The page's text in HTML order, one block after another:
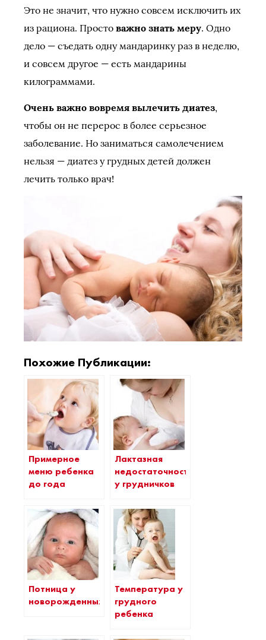
Это не значит, что нужно совсем исключить их
из рациона. Просто важно знать меру. Одно
дело — съедать одну мандаринку раз в неделю,
и совсем другое — есть мандарины
килограммами.
Очень важно вовремя вылечить диатез,
чтобы он не перерос в более серьезное
заболевание. Но заниматься самолечением
нельзя — диатез у грудных детей должен
лечить только врач!
Похожие Публикации:
Примерное
меню ребенка
до года
Лактазная
недостаточность
у грудничков
Потница у
новорожденных
Температура у
грудного
ребенка